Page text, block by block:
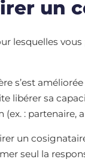
un
lesquelles
s’est
libérer sa
(ex. : partenaire,
un
seul la